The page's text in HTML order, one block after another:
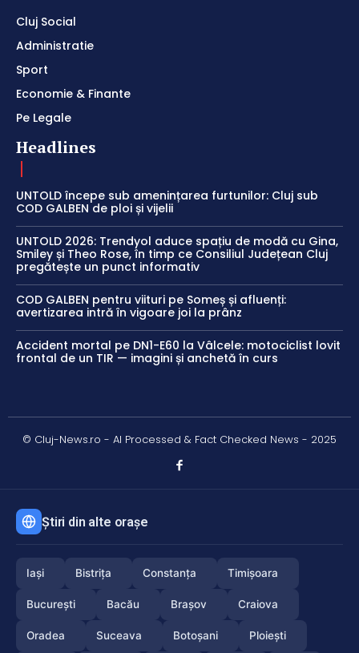
Cluj Social
Administratie
Sport
Economie & Finante
Pe Legale
Headlines
UNTOLD începe sub amenințarea furtunilor: Cluj sub
COD GALBEN de ploi și vijelii
UNTOLD 2026: Trendyol aduce spațiu de modă cu Gina,
Smiley și Theo Rose, în timp ce Consiliul Județean Cluj
pregătește un punct informativ
COD GALBEN pentru viituri pe Someș și afluenți:
avertizarea intră în vigoare joi la prânz
Accident mortal pe DN1-E60 la Vâlcele: motociclist lovit
frontal de un TIR — imagini și anchetă în curs
© Cluj-News.ro - AI Processed & Fact Checked News - 2025
Știri din alte orașe
Iași Bistrița Constanța Timișoara
București Bacău Brașov Craiova
Oradea Suceava Botoșani Ploiești